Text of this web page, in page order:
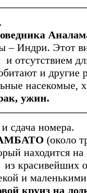
– Индри. Этот
отсутствием
и другие
насекомые,
ужин.
сдача номера.
(около
находится на
красивейших
и
круиз на